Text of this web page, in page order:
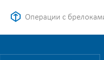
Операции с